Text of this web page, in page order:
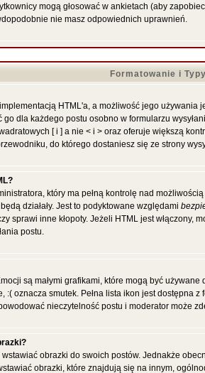
mogą głosować w ankietach (aby
nie masz odpowiednich uprawnień.
Formatowanie i
HTML'a, a możliwość jego
go dla każdego postu osobno w formularzu
[ i ] a nie < i > oraz oferuje większą
do którego dostaniesz się ze strony
który ma pełną kontrolę nad
działały. Jest to podyktowane względami
sprawi inne kłopoty. Jeżeli HTML jest włączony,
postu.
są małymi grafikami, które mogą być
:( oznacza smutek. Pełna lista ikon jest dostępna
nieczytelność postu i moderator może
obrazki do swoich postów. Jednakże
obrazki, które znajdują się na innym,